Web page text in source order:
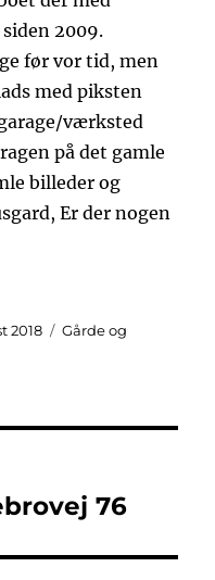
2009.
før vor tid, men
medpiksten
værksted
på det gamle
billeder og
Er der nogen
2018 Kategorier
Gårde og
76